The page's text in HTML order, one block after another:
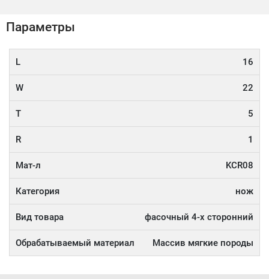
Параметры
L 16
W 22
T 5
R 1
Мат-л KCR08
Категория нож
Вид товара фасочный 4-х сторонний
Обрабатываемый материал Массив мягкие породы